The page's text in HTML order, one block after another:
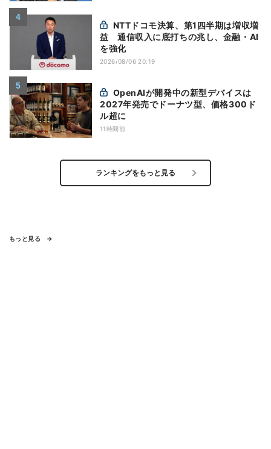
益 通信収入に底打ちの兆し、金融・AI
を強化
2026/08/06 20:19
2027年発売でドーナツ型、価格300ド
ル超に
11時間前
ランキングをもっと見る
もっと見る